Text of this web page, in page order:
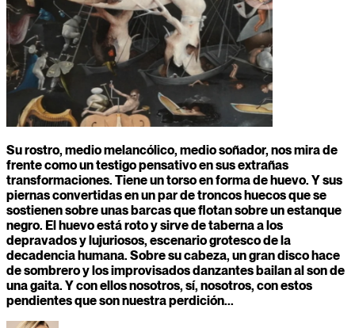
Su rostro, medio melancólico, medio soñador, nos mira de
frente como un testigo pensativo en sus extrañas
transformaciones. Tiene un torso en forma de huevo. Y sus
piernas convertidas en un par de troncos huecos que se
sostienen sobre unas barcas que flotan sobre un estanque
negro. El huevo está roto y sirve de taberna a los
depravados y lujuriosos, escenario grotesco de la
decadencia humana. Sobre su cabeza, un gran disco hace
de sombrero y los improvisados danzantes bailan al son de
una gaita. Y con ellos nosotros, sí, nosotros, con estos
pendientes que son nuestra perdición...